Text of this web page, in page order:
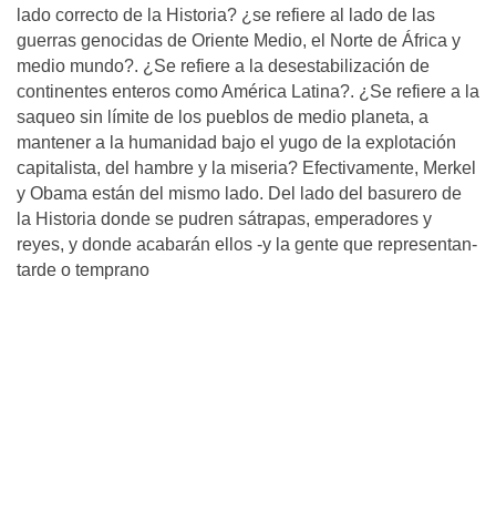
lado correcto de la Historia? ¿se refiere al lado de las
guerras genocidas de Oriente Medio, el Norte de África y
medio mundo?. ¿Se refiere a la desestabilización de
continentes enteros como América Latina?. ¿Se refiere a la
saqueo sin límite de los pueblos de medio planeta, a
mantener a la humanidad bajo el yugo de la explotación
capitalista, del hambre y la miseria? Efectivamente, Merkel
y Obama están del mismo lado. Del lado del basurero de
la Historia donde se pudren sátrapas, emperadores y
reyes, y donde acabarán ellos -y la gente que representan-
tarde o temprano